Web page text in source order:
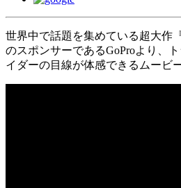
世界中で話題を集めている超大作
のスポンサーであるGoProより、
イダーの目線が体感できるムービ